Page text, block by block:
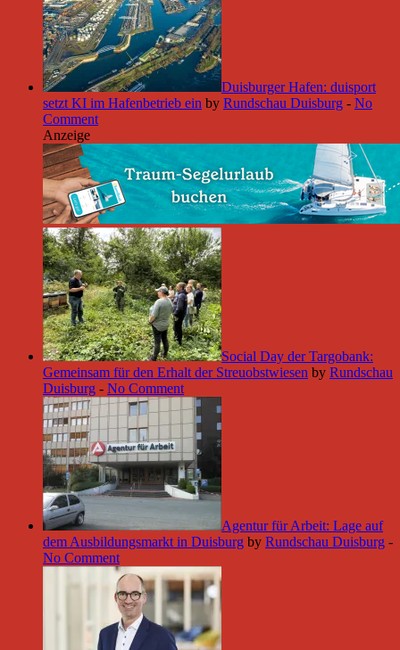
Duisburger Hafen: duisport
setzt KI im Hafenbetrieb ein by Rundschau Duisburg - No
Comment
Anzeige
Social Day der Targobank:
Gemeinsam für den Erhalt der Streuobstwiesen by Rundschau
Duisburg - No Comment
Agentur für Arbeit: Lage auf
dem Ausbildungsmarkt in Duisburg by Rundschau Duisburg -
No Comment